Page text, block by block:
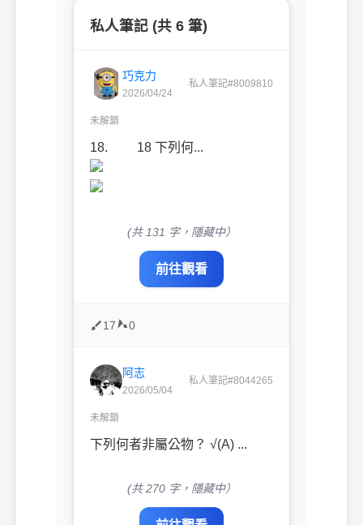
私人筆記 (共 6 筆)
巧克力
2026/04/24
私人筆記#8009810
未解鎖
18. 18 下列何...
(共 131 字，隱藏中）
前往觀看
17 0
阿志
2026/05/04
私人筆記#8044265
未解鎖
下列何者非屬公物？ √(A) ...
(共 270 字，隱藏中）